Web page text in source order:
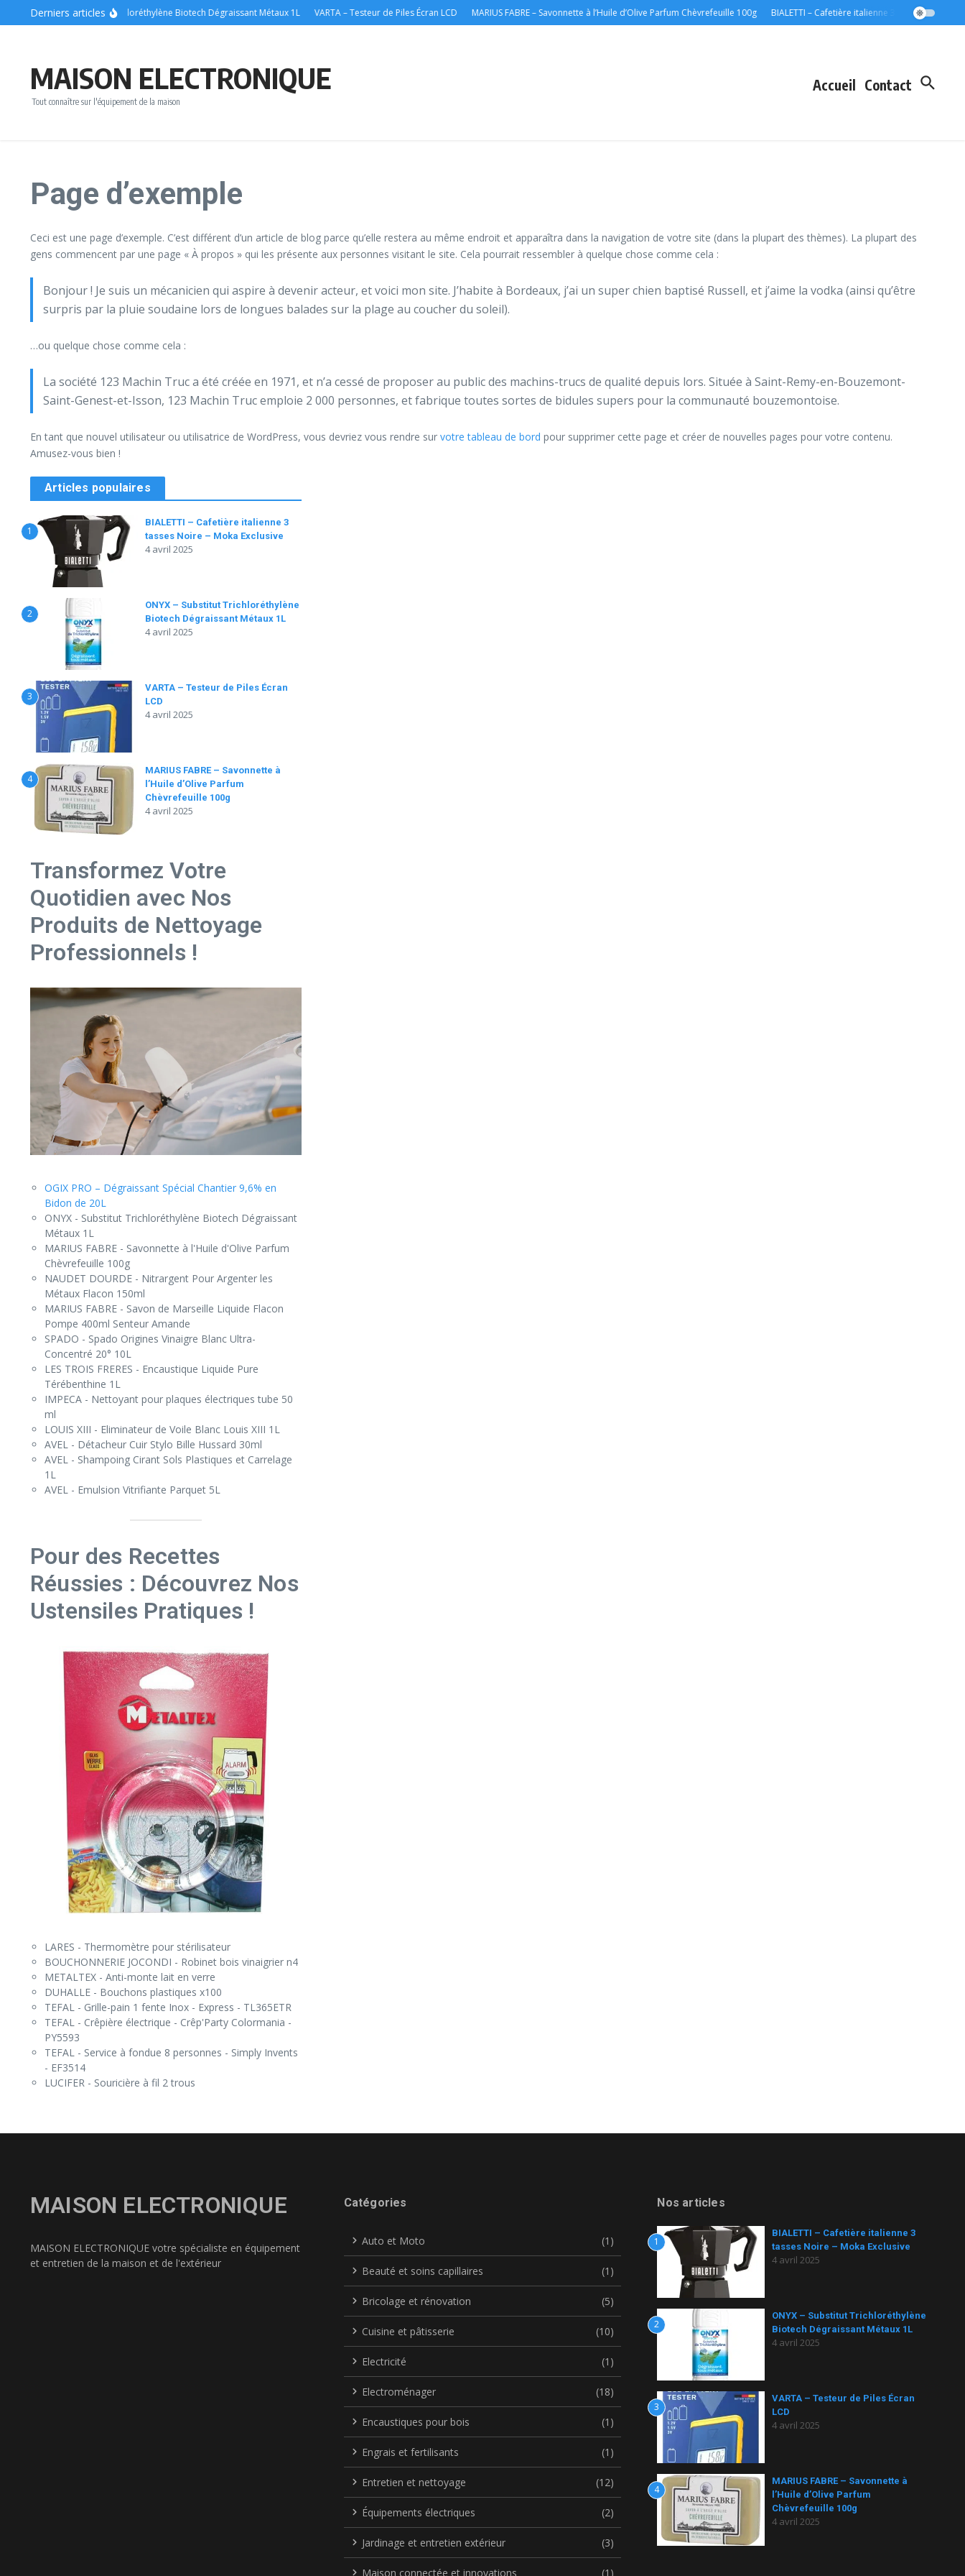
Aller au contenu
Derniers articles
ONYX – Substitut Trichloréthylène Biotech Dégraissant Métaux 1L VARTA – Testeur de Piles Écran LCD MARIUS FABRE – Savonnette à l’Huile d’Olive Parfum Chèvrefeuille 100g BIALETTI – Cafetière italienne 3 tasses Noire – Moka
MAISON ELECTRONIQUE
Tout connaître sur l'équipement de la maison
Accueil Contact
Page d’exemple
Ceci est une page d’exemple. C’est différent d’un article de blog parce qu’elle restera au même endroit et apparaîtra dans la navigation de votre site (dans la plupart des thèmes). La plupart des
gens commencent par une page « À propos » qui les présente aux personnes visitant le site. Cela pourrait ressembler à quelque chose comme cela :
Bonjour ! Je suis un mécanicien qui aspire à devenir acteur, et voici mon site. J’habite à Bordeaux, j’ai un super chien baptisé Russell, et j’aime la vodka (ainsi qu’être
surpris par la pluie soudaine lors de longues balades sur la plage au coucher du soleil).
…ou quelque chose comme cela :
La société 123 Machin Truc a été créée en 1971, et n’a cessé de proposer au public des machins-trucs de qualité depuis lors. Située à Saint-Remy-en-Bouzemont-
Saint-Genest-et-Isson, 123 Machin Truc emploie 2 000 personnes, et fabrique toutes sortes de bidules supers pour la communauté bouzemontoise.
En tant que nouvel utilisateur ou utilisatrice de WordPress, vous devriez vous rendre sur votre tableau de bord pour supprimer cette page et créer de nouvelles pages pour votre contenu.
Amusez-vous bien !
Articles populaires
1
BIALETTI – Cafetière italienne 3
tasses Noire – Moka Exclusive
4 avril 2025
2
ONYX – Substitut Trichloréthylène
Biotech Dégraissant Métaux 1L
4 avril 2025
3
VARTA – Testeur de Piles Écran
LCD
4 avril 2025
4
MARIUS FABRE – Savonnette à
l’Huile d’Olive Parfum
Chèvrefeuille 100g
4 avril 2025
Transformez Votre
Quotidien avec Nos
Produits de Nettoyage
Professionnels !
OGIX PRO – Dégraissant Spécial Chantier 9,6% en
Bidon de 20L
ONYX - Substitut Trichloréthylène Biotech Dégraissant
Métaux 1L
MARIUS FABRE - Savonnette à l'Huile d'Olive Parfum
Chèvrefeuille 100g
NAUDET DOURDE - Nitrargent Pour Argenter les
Métaux Flacon 150ml
MARIUS FABRE - Savon de Marseille Liquide Flacon
Pompe 400ml Senteur Amande
SPADO - Spado Origines Vinaigre Blanc Ultra-
Concentré 20° 10L
LES TROIS FRERES - Encaustique Liquide Pure
Térébenthine 1L
IMPECA - Nettoyant pour plaques électriques tube 50
ml
LOUIS XIII - Eliminateur de Voile Blanc Louis XIII 1L
AVEL - Détacheur Cuir Stylo Bille Hussard 30ml
AVEL - Shampoing Cirant Sols Plastiques et Carrelage
1L
AVEL - Emulsion Vitrifiante Parquet 5L
Pour des Recettes
Réussies : Découvrez Nos
Ustensiles Pratiques !
LARES - Thermomètre pour stérilisateur
BOUCHONNERIE JOCONDI - Robinet bois vinaigrier n4
METALTEX - Anti-monte lait en verre
DUHALLE - Bouchons plastiques x100
TEFAL - Grille-pain 1 fente Inox - Express - TL365ETR
TEFAL - Crêpière électrique - Crêp'Party Colormania -
PY5593
TEFAL - Service à fondue 8 personnes - Simply Invents
- EF3514
LUCIFER - Souricière à fil 2 trous
MAISON ELECTRONIQUE
MAISON ELECTRONIQUE votre spécialiste en équipement
et entretien de la maison et de l'extérieur
Catégories
Auto et Moto (1)
Beauté et soins capillaires (1)
Bricolage et rénovation (5)
Cuisine et pâtisserie (10)
Electricité (1)
Electroménager (18)
Encaustiques pour bois (1)
Engrais et fertilisants (1)
Entretien et nettoyage (12)
Équipements électriques (2)
Jardinage et entretien extérieur (3)
Maison connectée et innovations (1)
Nos articles
1
BIALETTI – Cafetière italienne 3
tasses Noire – Moka Exclusive
4 avril 2025
2
ONYX – Substitut Trichloréthylène
Biotech Dégraissant Métaux 1L
4 avril 2025
3
VARTA – Testeur de Piles Écran
LCD
4 avril 2025
4
MARIUS FABRE – Savonnette à
l’Huile d’Olive Parfum
Chèvrefeuille 100g
4 avril 2025